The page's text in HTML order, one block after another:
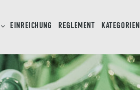
EINREICHUNG REGLEMENT KATEGORIEN